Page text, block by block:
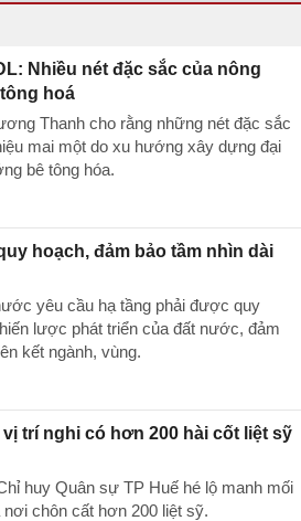
Nhiều nét đặc sắc của nông
hoá
Thanh cho rằng những nét đặc sắc
mai một do xu hướng xây dựng đại
bê tông hóa.
hoạch, đảm bảo tầm nhìn dài
yêu cầu hạ tầng phải được quy
lược phát triển của đất nước, đảm
kết ngành, vùng.
vị trí nghi có hơn 200 hài cốt liệt sỹ
huy Quân sự TP Huế hé lộ manh mối
chôn cất hơn 200 liệt sỹ.